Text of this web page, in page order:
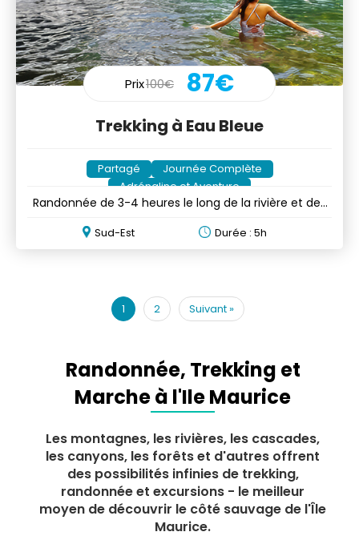
Prix100€ 87€
Trekking à Eau Bleue
Partagé
Journée Complète
Adrénaline et Aventure
Randonnée de 3-4 heures le long de la rivière et des
Sud-Est Durée : 5h
1 2 Suivant »
Randonnée, Trekking et
Marche à l'Ile Maurice
Les montagnes, les rivières, les cascades,
les canyons, les forêts et d'autres offrent
des possibilités infinies de trekking,
randonnée et excursions - le meilleur
moyen de découvrir le côté sauvage de l'Île
Maurice.